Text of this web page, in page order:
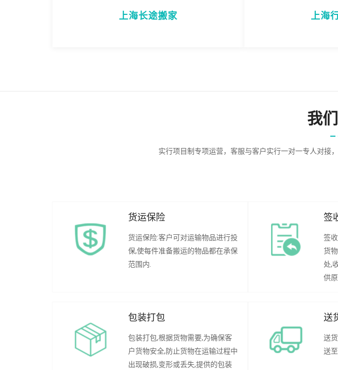
上海长途搬家 上海
我
实行项目制专项运营，客服与客户实行一对一专人对接
货运保险
货运保险:客户可对运输物品进行投
保,使每件准备搬运的物品都在承保
范围内.
签
签
货
处,
供
包装打包
包装打包,根据货物需要,为确保客
户货物安全,防止货物在运输过程中
出现破损,变形或丢失,提供的包装
送
送
送